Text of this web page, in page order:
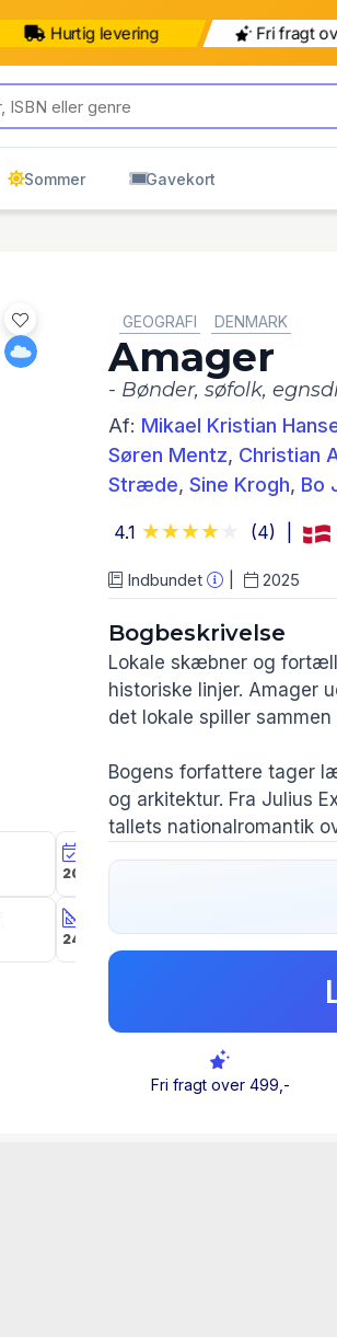
Hurtig levering Fri fragt
Sommer Gavekort
20 mar 2025
24,4 x 17,8 x 2,3
Nord Academic
GEOGRAFI
DENMARK
Amager
- Bønder, søfolk,
Af: Mikael Kristian
Søren Mentz, Christian
Stræde, Sine Krogh, Bo
4.1 (4)
Indbundet 2025
Bogbeskrivelse
Lokale skæbner og
historiske linjer. Amager
det lokale spiller
Bogens forfattere tager
og arkitektur. Fra Julius
tallets nationalromantik
badeanstalt til
sydfrugter fra Sicilien til
Læseren møder
amagerdragtens
tjeneste under 1.
handel, kultur og
hvordan lokale
former de større
Fri fragt over 499,-